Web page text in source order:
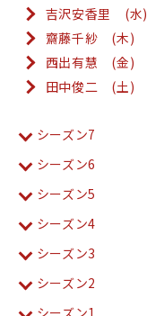
吉沢安香里 (水)
齋藤千紗 (木)
西出有慧 (金)
田中俊二 (土)
シーズン7
シーズン6
シーズン5
シーズン4
シーズン3
シーズン2